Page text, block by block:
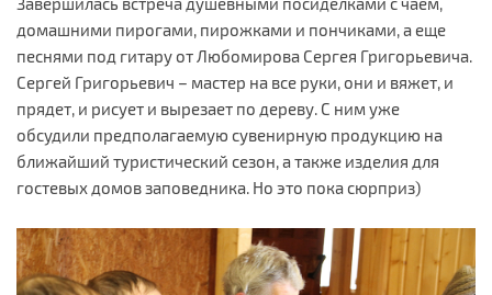
домашними пирогами, пирожками и пончиками, а еще
песнями под гитару от Любомирова Сергея Григорьевича.
Сергей Григорьевич – мастер на все руки, они и вяжет, и
прядет, и рисует и вырезает по дереву. С ним уже
обсудили предполагаемую сувенирную продукцию на
ближайший туристический сезон, а также изделия для
гостевых домов заповедника. Но это пока сюрприз)